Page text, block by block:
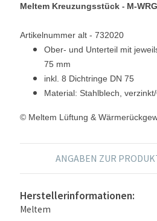
Meltem Kreuzungsstück - M-
Artikelnummer alt - 732020
Ober- und Unterteil mit
75 mm
inkl. 8 Dichtringe DN 75
Material: Stahlblech,
© Meltem Lüftung &
ANGABEN ZUR
Herstellerinformationen:
Meltem